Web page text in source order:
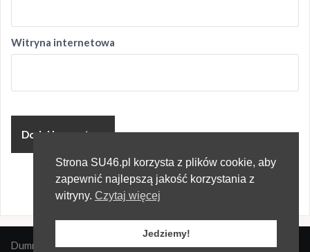
Witryna internetowa
Dumnie wspierane przez WordPressa|Szablon:Oriaby
Strona SU46.pl korzysta z plików cookie, aby
zapewnić najlepszą jakość korzystania z
witryny. Czytaj więcej
Jedziemy!